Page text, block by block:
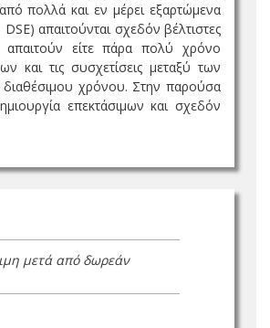
πολλά και εν μέρει εξαρτώμενα
απαιτούνται σχεδόν βέλτιστες
απαιτούν είτε πάρα πολύ χρόνο
τις συσχετίσεις μεταξύ των
διαθέσιμου χρόνου. Στην παρούσα
επεκτάσιμων και σχεδόν
μετά από δωρεάν